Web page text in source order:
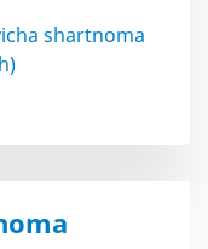
shartnoma